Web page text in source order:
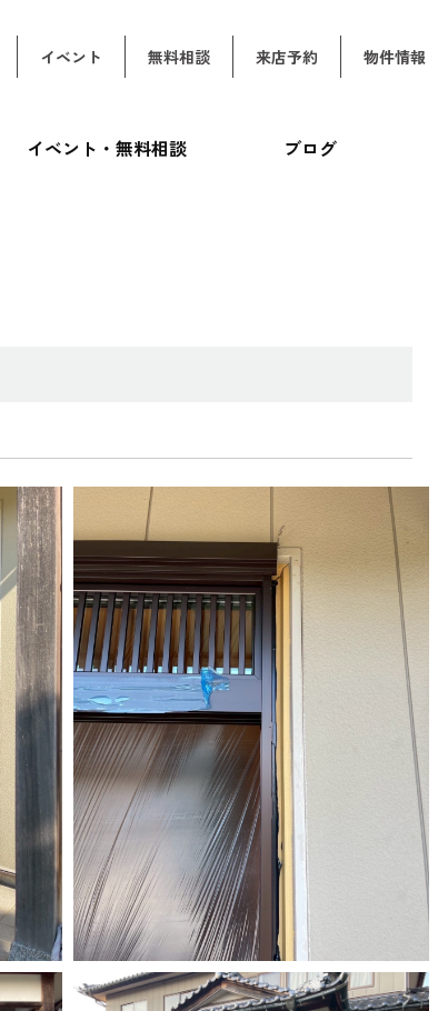
イベント 無料相談 来店予約 物件情報
イベント・無料相談 ブログ